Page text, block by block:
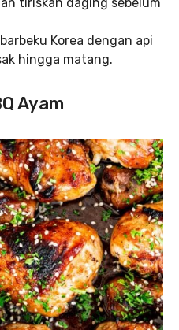
Korea dengan api
hingga matang.
Ayam